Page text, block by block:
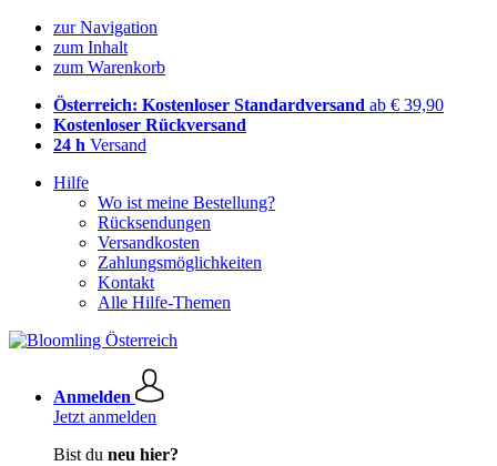
zur Navigation
zum Inhalt
zum Warenkorb
Österreich: Kostenloser Standardversand ab € 39,90
Kostenloser Rückversand
24 h Versand
Hilfe
Wo ist meine Bestellung?
Rücksendungen
Versandkosten
Zahlungsmöglichkeiten
Kontakt
Alle Hilfe-Themen
Anmelden
Jetzt anmelden
Bist du neu hier?